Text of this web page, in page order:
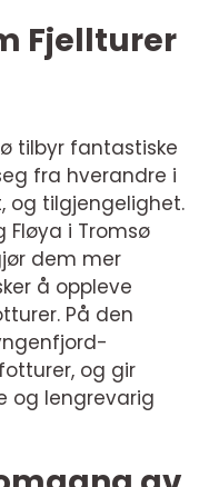
Fjellturer
tilbyr fantastiske
fra hverandre i
og tilgjengelighet.
Fløya i Tromsø
dem mer
å oppleve
På den
og gir
og lengrevarig